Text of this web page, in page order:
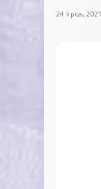
24 lipca, 2021